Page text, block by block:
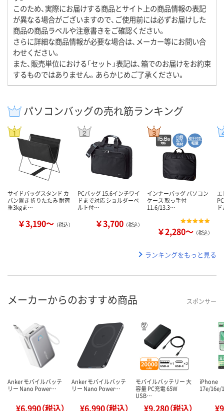
このため、実際にお届けする商品とサイト上の商品情報の表記
が異なる場合がございますので、ご使用前には必ずお届けした
商品の商品ラベルや注意書きをご確認ください。
さらに詳細な商品情報が必要な場合は、メーカー等にお問い合
わせください。
また、販売単位における「セット」表記は、箱でのお届けをお約束
するものではありません。あらかじめご了承ください。
パソコンバッグの売れ筋ランキング
サイドバッグスタンド カ
バン置き 折りたたみ 耐荷
重3kgま…
￥3,190～ （税込）
PCバッグ 15.6インチワイ
ドまで対応 ショルダーベ
ルト付…
￥3,700 （税込）
インナーバッグ パソコン
ケース 取っ手付
11.6/13.3…
￥2,280～ （税込）
ランキングをもっと見る
メーカーからのおすすめ商品 スポンサー
Anker モバイルバッテ
リー Nano Power…
¥6,990（税込）
Anker モバイルバッテ
リー Nano Power…
¥6,990（税込）
モバイルバッテリー 大
容量 PC充電 65W
USB…
¥9,280（税込）
iPhone
17e/